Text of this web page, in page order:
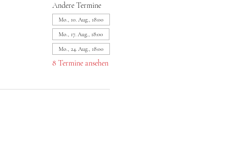
Andere Termine
Mo., 10. Aug., 18:00
Mo., 17. Aug., 18:00
Mo., 24. Aug., 18:00
8 Termine ansehen